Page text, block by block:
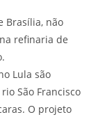
Brasília, não
refinaria de
Lula são
São Francisco
O projeto